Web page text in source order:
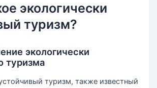
экологически
туризм?
экологически
туризма
туризм, также известный